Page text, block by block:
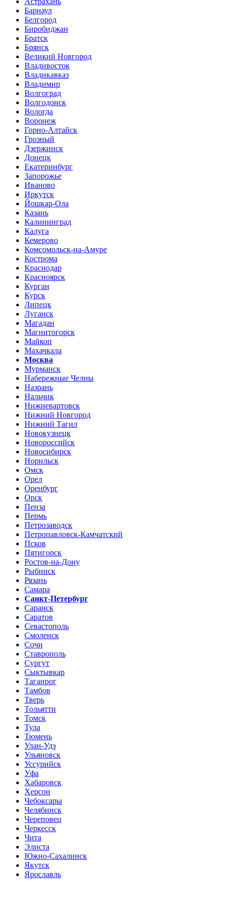
Барнаул
Белгород
Биробиджан
Братск
Брянск
Великий Новгород
Владивосток
Владикавказ
Владимир
Волгоград
Волгодонск
Вологда
Воронеж
Горно-Алтайск
Грозный
Дзержинск
Донецк
Екатеринбург
Запорожье
Иваново
Иркутск
Йошкар-Ола
Казань
Калининград
Калуга
Кемерово
Комсомольск-на-Амуре
Кострома
Краснодар
Красноярск
Курган
Курск
Липецк
Луганск
Магадан
Магнитогорск
Майкоп
Махачкала
Москва
Мурманск
Набережные Челны
Назрань
Нальчик
Нижневартовск
Нижний Новгород
Нижний Тагил
Новокузнецк
Новороссийск
Новосибирск
Норильск
Омск
Орел
Оренбург
Орск
Пенза
Пермь
Петрозаводск
Петропавловск-Камчатский
Псков
Пятигорск
Ростов-на-Дону
Рыбинск
Рязань
Самара
Санкт-Петербург
Саранск
Саратов
Севастополь
Смоленск
Сочи
Ставрополь
Сургут
Сыктывкар
Таганрог
Тамбов
Тверь
Тольятти
Томск
Тула
Тюмень
Улан-Удэ
Ульяновск
Уссурийск
Уфа
Хабаровск
Херсон
Чебоксары
Челябинск
Череповец
Черкесск
Чита
Элиста
Южно-Сахалинск
Якутск
Ярославль